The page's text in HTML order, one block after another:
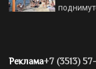
Реклама+7 (3513)